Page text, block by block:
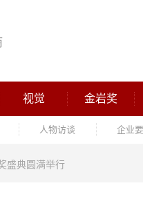
视觉 金岩奖
人物访谈 企业
盛典圆满举行